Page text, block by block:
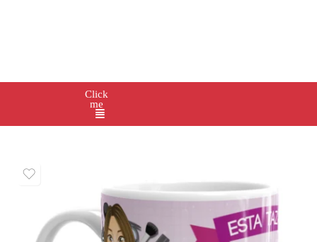
Click
me